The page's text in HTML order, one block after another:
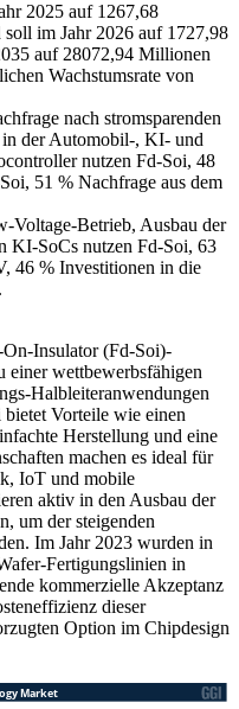
2025 auf 1267,68
im Jahr 2026 auf 1727,98
auf 28072,94 Millionen
Wachstumsrate von
nach stromsparenden
der Automobil-, KI- und
nutzen Fd-Soi, 48
51 % Nachfrage aus dem
Betrieb, Ausbau der
KI-SoCs nutzen Fd-Soi, 63
46 % Investitionen in die
Insulator (Fd-Soi)-
einer wettbewerbsfähigen
Halbleiteranwendungen
Vorteile wie einen
Herstellung und eine
machen es ideal für
IoT und mobile
aktiv in den Ausbau der
um der steigenden
Im Jahr 2023 wurden in
Fertigungslinien in
kommerzielle Akzeptanz
dieser
Option im Chipdesign